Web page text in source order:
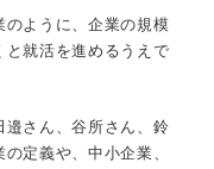
がちな言葉の意
で見分けよう
あります。記事本文
のように、企業の規模
と就活を進めるうえで
邉さん、谷所さん、鈴
定義や、中小企業、